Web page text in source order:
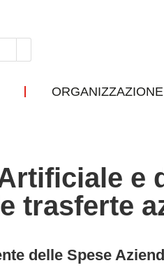
ORGANIZZAZIONE
e
trasferte
delle Spese